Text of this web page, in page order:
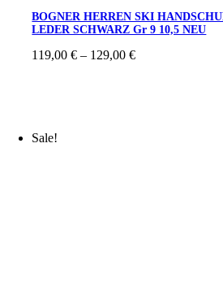
BOGNER HERREN SKI
LEDER SCHWARZ Gr 9 10,5 NEU
119,00€ – 129,00€
Sale!